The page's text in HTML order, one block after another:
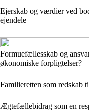
Ejerskab og værdier ved
ejendele
Formuefællesskab og
økonomiske forpligtelser?
Familieretten som redskab
Ægtefællebidrag som en